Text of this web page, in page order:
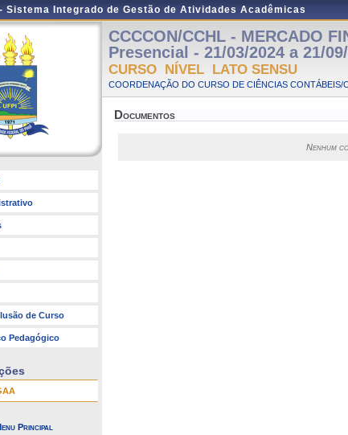
Sistema Integrado de Gestão de Atividades Acadêmicas
de Curso
Pedagógico
Principal
CCCCON/CCHL - MERCADO
Presencial - 21/03/2024 a 21/
CURSO NÍVEL LATO SENSU
COORDENAÇÃO DO CURSO DE CIÊNCIAS CONTÁBEIS/
Documentos
Nenhum